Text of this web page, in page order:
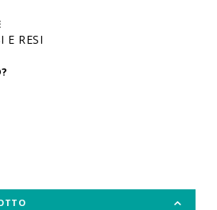
E RESI